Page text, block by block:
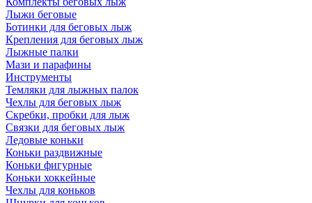
Лыжи беговые
Ботинки для беговых лыж
Крепления для беговых лыж
Лыжные палки
Мази и парафины
Инструменты
Темляки для лыжных палок
Чехлы для беговых лыж
Скребки, пробки для лыж
Связки для беговых лыж
Ледовые коньки
Коньки раздвижные
Коньки фигурные
Коньки хоккейные
Чехлы для коньков